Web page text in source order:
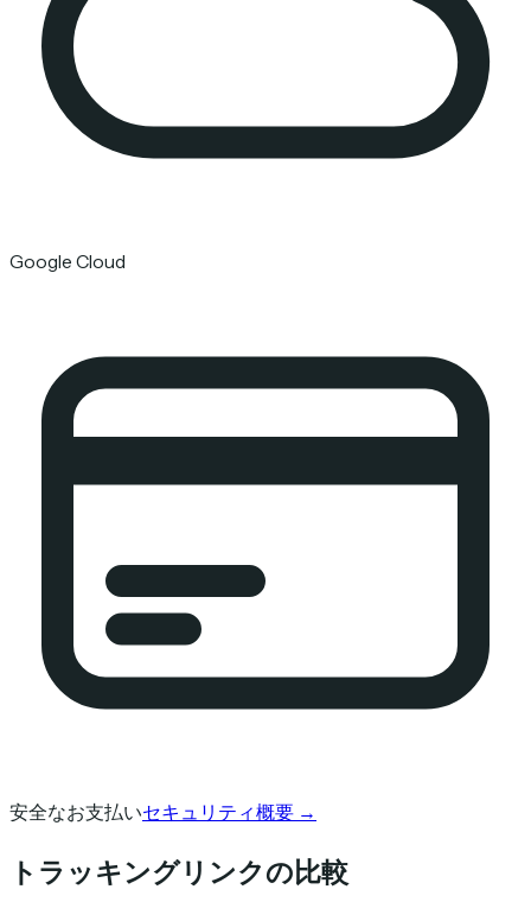
Google Cloud
安全なお支払いセキュリティ概要 →
トラッキングリンクの比較